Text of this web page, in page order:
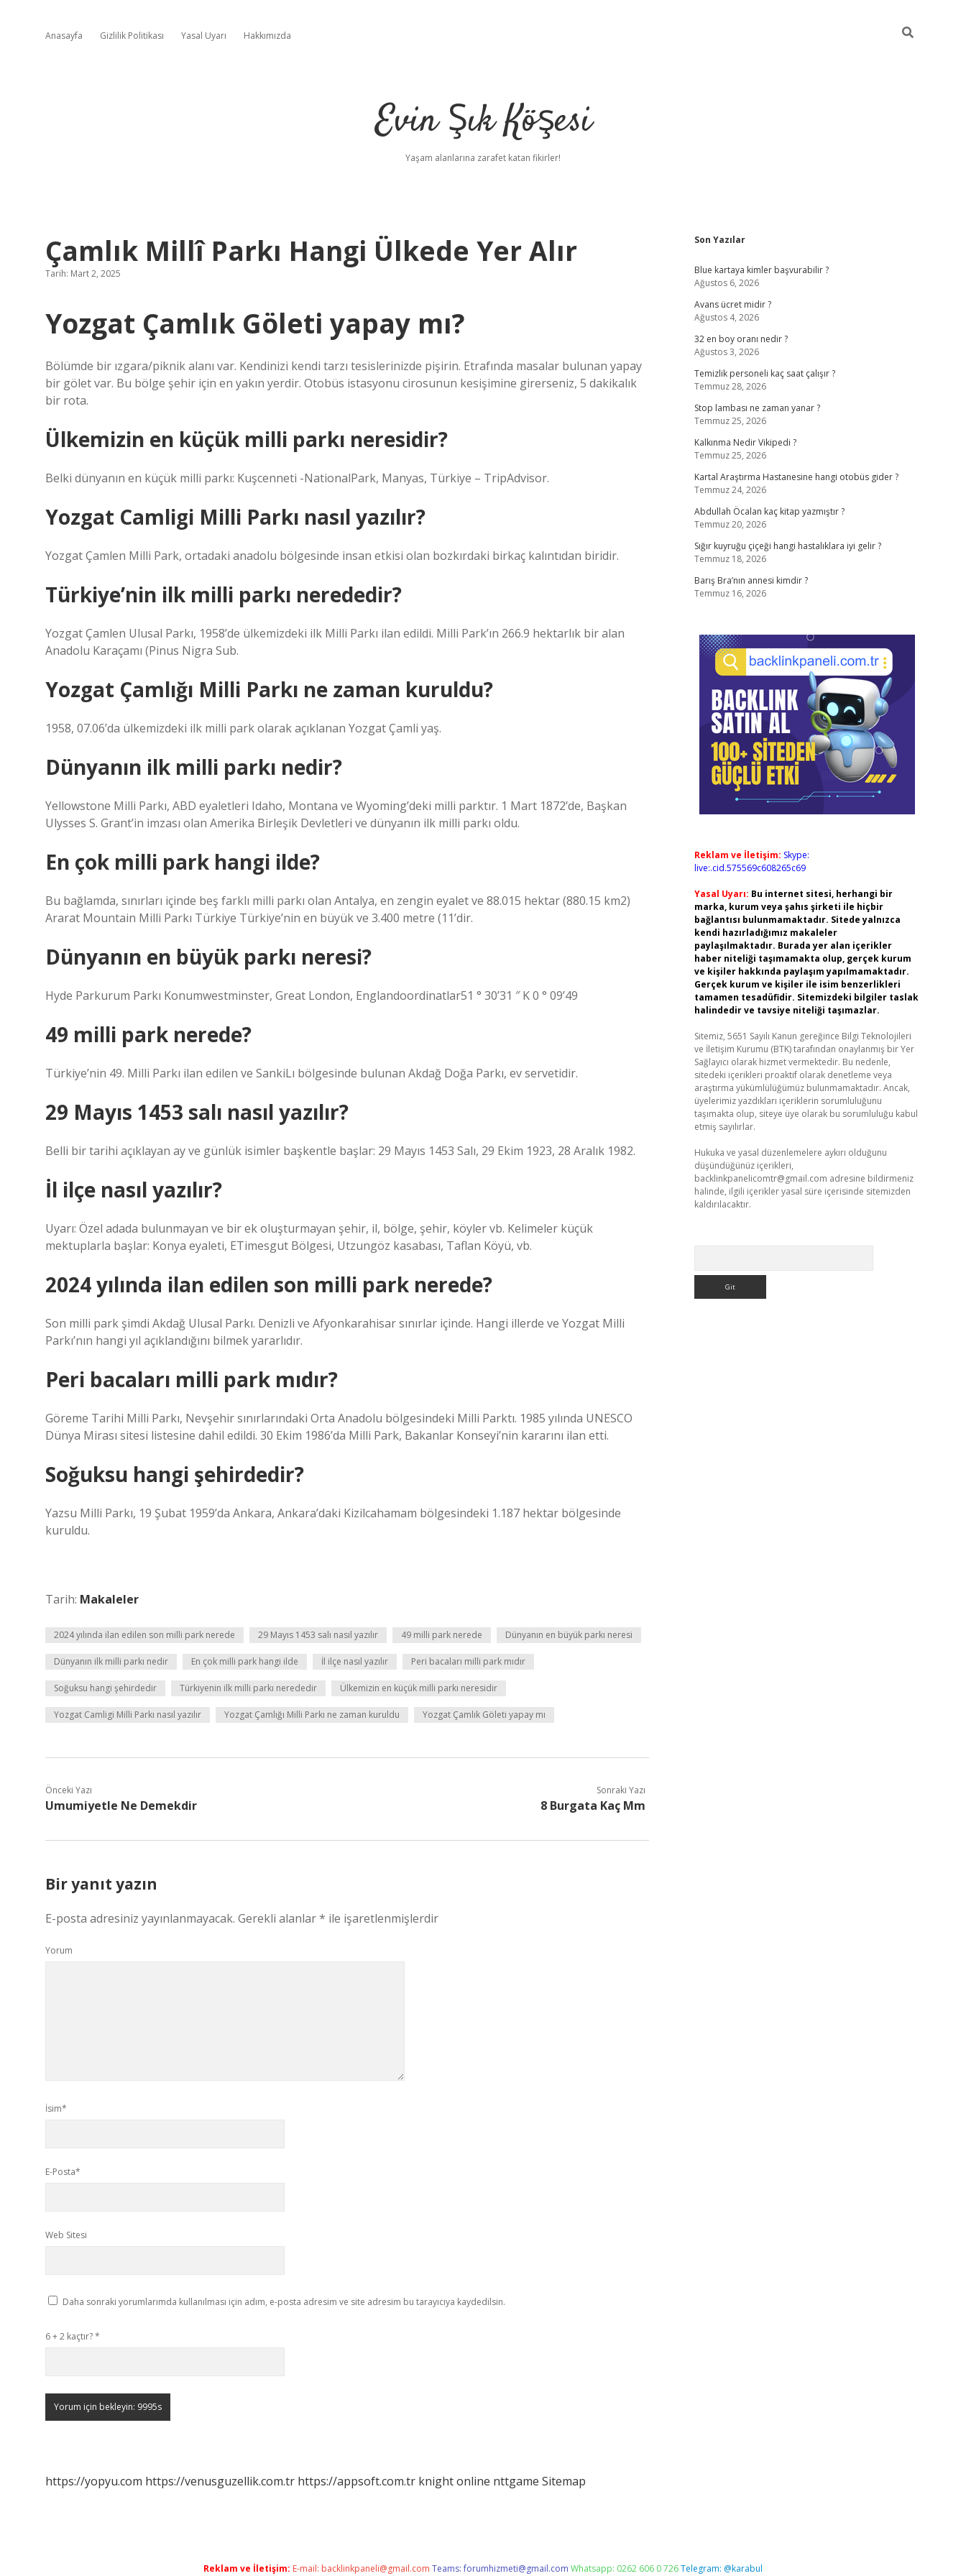
Anasayfa Gizlilik Politikası Yasal Uyarı Hakkımızda
Evin Şık Köşesi
Yaşam alanlarına zarafet katan fikirler!
Çamlık Millî Parkı Hangi Ülkede Yer Alır
Tarih: Mart 2, 2025
Yozgat Çamlık Göleti yapay mı?
Bölümde bir ızgara/piknik alanı var. Kendinizi kendi tarzı tesislerinizde pişirin. Etrafında masalar bulunan yapay
bir gölet var. Bu bölge şehir için en yakın yerdir. Otobüs istasyonu cirosunun kesişimine girerseniz, 5 dakikalık
bir rota.
Ülkemizin en küçük milli parkı neresidir?
Belki dünyanın en küçük milli parkı: Kuşcenneti -NationalPark, Manyas, Türkiye – TripAdvisor.
Yozgat Camligi Milli Parkı nasıl yazılır?
Yozgat Çamlen Milli Park, ortadaki anadolu bölgesinde insan etkisi olan bozkırdaki birkaç kalıntıdan biridir.
Türkiye’nin ilk milli parkı nerededir?
Yozgat Çamlen Ulusal Parkı, 1958’de ülkemizdeki ilk Milli Parkı ilan edildi. Milli Park’ın 266.9 hektarlık bir alan
Anadolu Karaçamı (Pinus Nigra Sub.
Yozgat Çamlığı Milli Parkı ne zaman kuruldu?
1958, 07.06’da ülkemizdeki ilk milli park olarak açıklanan Yozgat Çamli yaş.
Dünyanın ilk milli parkı nedir?
Yellowstone Milli Parkı, ABD eyaletleri Idaho, Montana ve Wyoming’deki milli parktır. 1 Mart 1872’de, Başkan
Ulysses S. Grant’in imzası olan Amerika Birleşik Devletleri ve dünyanın ilk milli parkı oldu.
En çok milli park hangi ilde?
Bu bağlamda, sınırları içinde beş farklı milli parkı olan Antalya, en zengin eyalet ve 88.015 hektar (880.15 km2)
Ararat Mountain Milli Parkı Türkiye Türkiye’nin en büyük ve 3.400 metre (11’dir.
Dünyanın en büyük parkı neresi?
Hyde Parkurum Parkı Konumwestminster, Great London, Englandoordinatlar51 ° 30’31 ″ K 0 ° 09’49
49 milli park nerede?
Türkiye’nin 49. Milli Parkı ilan edilen ve SankiLı bölgesinde bulunan Akdağ Doğa Parkı, ev servetidir.
29 Mayıs 1453 salı nasıl yazılır?
Belli bir tarihi açıklayan ay ve günlük isimler başkentle başlar: 29 Mayıs 1453 Salı, 29 Ekim 1923, 28 Aralık 1982.
İl ilçe nasıl yazılır?
Uyarı: Özel adada bulunmayan ve bir ek oluşturmayan şehir, il, bölge, şehir, köyler vb. Kelimeler küçük
mektuplarla başlar: Konya eyaleti, ETimesgut Bölgesi, Utzungöz kasabası, Taflan Köyü, vb.
2024 yılında ilan edilen son milli park nerede?
Son milli park şimdi Akdağ Ulusal Parkı. Denizli ve Afyonkarahisar sınırlar içinde. Hangi illerde ve Yozgat Milli
Parkı’nın hangi yıl açıklandığını bilmek yararlıdır.
Peri bacaları milli park mıdır?
Göreme Tarihi Milli Parkı, Nevşehir sınırlarındaki Orta Anadolu bölgesindeki Milli Parktı. 1985 yılında UNESCO
Dünya Mirası sitesi listesine dahil edildi. 30 Ekim 1986’da Milli Park, Bakanlar Konseyi’nin kararını ilan etti.
Soğuksu hangi şehirdedir?
Yazsu Milli Parkı, 19 Şubat 1959’da Ankara, Ankara’daki Kizilcahamam bölgesindeki 1.187 hektar bölgesinde
kuruldu.
Tarih: Makaleler
2024 yılında ilan edilen son milli park nerede 29 Mayıs 1453 salı nasıl yazılır 49 milli park nerede Dünyanın en büyük parkı neresi
Dünyanın ilk milli parkı nedir En çok milli park hangi ilde İl ilçe nasıl yazılır Peri bacaları milli park mıdır
Soğuksu hangi şehirdedir Türkiyenin ilk milli parkı nerededir Ülkemizin en küçük milli parkı neresidir
Yozgat Camligi Milli Parkı nasıl yazılır Yozgat Çamlığı Milli Parkı ne zaman kuruldu Yozgat Çamlık Göleti yapay mı
Önceki Yazı
Umumiyetle Ne Demekdir
Sonraki Yazı
8 Burgata Kaç Mm
Bir yanıt yazın
E-posta adresiniz yayınlanmayacak. Gerekli alanlar* ile işaretlenmişlerdir
Yorum
İsim*
E-Posta*
Web Sitesi
Daha sonraki yorumlarımda kullanılması için adım, e-posta adresim ve site adresim bu tarayıcıya kaydedilsin.
6 + 2 kaçtır?*
https://yopyu.com https://venusguzellik.com.tr https://appsoft.com.tr knight online nttgame Sitemap
Sidebar
Son Yazılar
Blue kartaya kimler başvurabilir ?
Ağustos 6, 2026
Avans ücret midir ?
Ağustos 4, 2026
32 en boy oranı nedir ?
Ağustos 3, 2026
Temizlik personeli kaç saat çalışır ?
Temmuz 28, 2026
Stop lambası ne zaman yanar ?
Temmuz 25, 2026
Kalkınma Nedir Vikipedi ?
Temmuz 25, 2026
Kartal Araştırma Hastanesine hangi otobüs gider ?
Temmuz 24, 2026
Abdullah Öcalan kaç kitap yazmıştır ?
Temmuz 20, 2026
Sığır kuyruğu çiçeği hangi hastalıklara iyi gelir ?
Temmuz 18, 2026
Barış Bra’nın annesi kimdir ?
Temmuz 16, 2026
Reklam ve İletişim: Skype:
live:.cid.575569c608265c69
Yasal Uyarı: Bu internet sitesi, herhangi bir
marka, kurum veya şahıs şirketi ile hiçbir
bağlantısı bulunmamaktadır. Sitede yalnızca
kendi hazırladığımız makaleler
paylaşılmaktadır. Burada yer alan içerikler
haber niteliği taşımamakta olup, gerçek kurum
ve kişiler hakkında paylaşım yapılmamaktadır.
Gerçek kurum ve kişiler ile isim benzerlikleri
tamamen tesadüfidir. Sitemizdeki bilgiler taslak
halindedir ve tavsiye niteliği taşımazlar.
Sitemiz, 5651 Sayılı Kanun gereğince Bilgi Teknolojileri
ve İletişim Kurumu (BTK) tarafından onaylanmış bir Yer
Sağlayıcı olarak hizmet vermektedir. Bu nedenle,
sitedeki içerikleri proaktif olarak denetleme veya
araştırma yükümlülüğümüz bulunmamaktadır. Ancak,
üyelerimiz yazdıkları içeriklerin sorumluluğunu
taşımakta olup, siteye üye olarak bu sorumluluğu kabul
etmiş sayılırlar.
Hukuka ve yasal düzenlemelere aykırı olduğunu
düşündüğünüz içerikleri,
backlinkpanelicomtr@gmail.com adresine bildirmeniz
halinde, ilgili içerikler yasal süre içerisinde sitemizden
kaldırılacaktır.
Reklam ve İletişim: E-mail: backlinkpaneli@gmail.com Teams:forumhizmeti@gmail.com Whatsapp: 0262 606 0 726Telegram: @karabul